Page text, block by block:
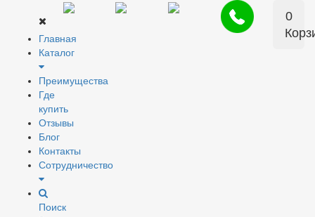
Главная
Каталог
Преимущества
Где
купить
Отзывы
Блог
Контакты
Сотрудничество
Поиск
0